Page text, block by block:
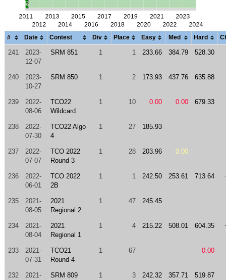
# Date Contest Div Place Easy Med Hard
241
2023-
12-07
SRM 851 1 1 233.66 384.79 528.30
240
2023-
10-27
SRM 850 1 2 173.93 437.76 635.88
239
2022-
08-06
TCO22
Wildcard
1 10 0.00 0.00 679.33
238
2022-
07-30
TCO22 Algo
4
1 27 185.93
237
2022-
07-07
TCO 2022
Round 3
1 28 203.96 0.00
236
2022-
06-01
TCO 2022
2B
1 1 242.50 253.61 713.64
235
2021-
08-05
2021
Regional 2
1 47 245.45
234
2021-
08-04
2021
Regional 1
1 4 215.22 508.01 604.35
233
2021-
07-31
TCO21
Round 4
1 67 0.00
232
2021-
SRM 809 1 3 242.32 357.71 519.87